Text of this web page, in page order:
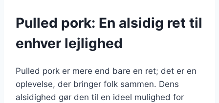
Pulled pork: En alsidig ret til
enhver lejlighed
Pulled pork er mere end bare en ret; det er en
oplevelse, der bringer folk sammen. Dens
alsidighed gør den til en ideel mulighed for